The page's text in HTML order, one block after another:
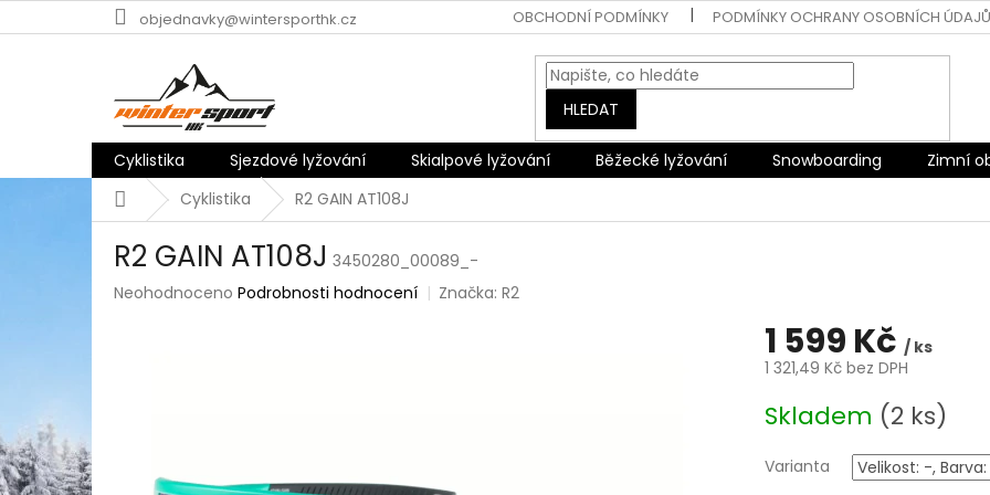
na
objednavky@wintersporthk.cz OBCHODNÍ PODMÍNKY PODMÍNKY OCHRANY OSOBNÍCH ÚDAJŮ
HLEDAT
Cyklistika Sjezdové lyžování Skialpové lyžování Běžecké lyžování Snowboarding Zimní
DomůCyklistika R2 GAIN AT108J
R2 GAIN AT108J 3450280_00089_-
Průměrné
Neohodnoceno Podrobnosti hodnocení Značka:R2
1 599 Kč / ks
1 321,49 Kč bez DPH
cena:
Skladem (2 ks)
Varianta